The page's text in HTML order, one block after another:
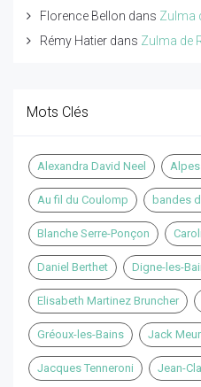
Florence Bellon dans Zulma
Rémy Hatier dans Zulma de
Mots Clés
Alexandra David Neel Alpes
Au fil du Coulomp bandes
Blanche Serre-Ponçon
Daniel Berthet Digne-les-
Elisabeth Martinez Bruncher
Gréoux-les-Bains Jack
Jacques Tenneroni Jean-